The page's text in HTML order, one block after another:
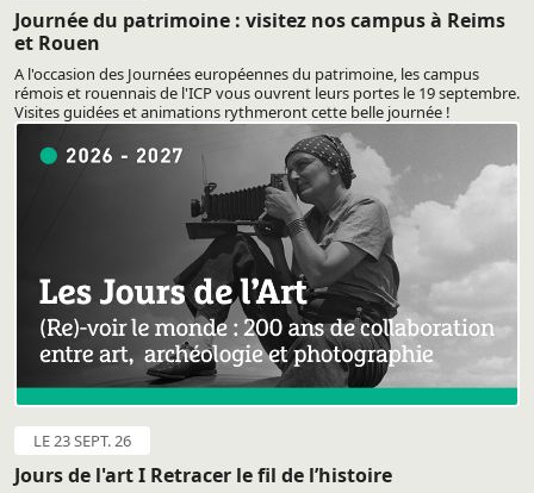
Journée du patrimoine : visitez nos campus à Reims
et Rouen
A l'occasion des Journées européennes du patrimoine, les campus
rémois et rouennais de l'ICP vous ouvrent leurs portes le 19 septembre.
Visites guidées et animations rythmeront cette belle journée !
LE 23 SEPT. 26
Jours de l'art I Retracer le fil de l’histoire